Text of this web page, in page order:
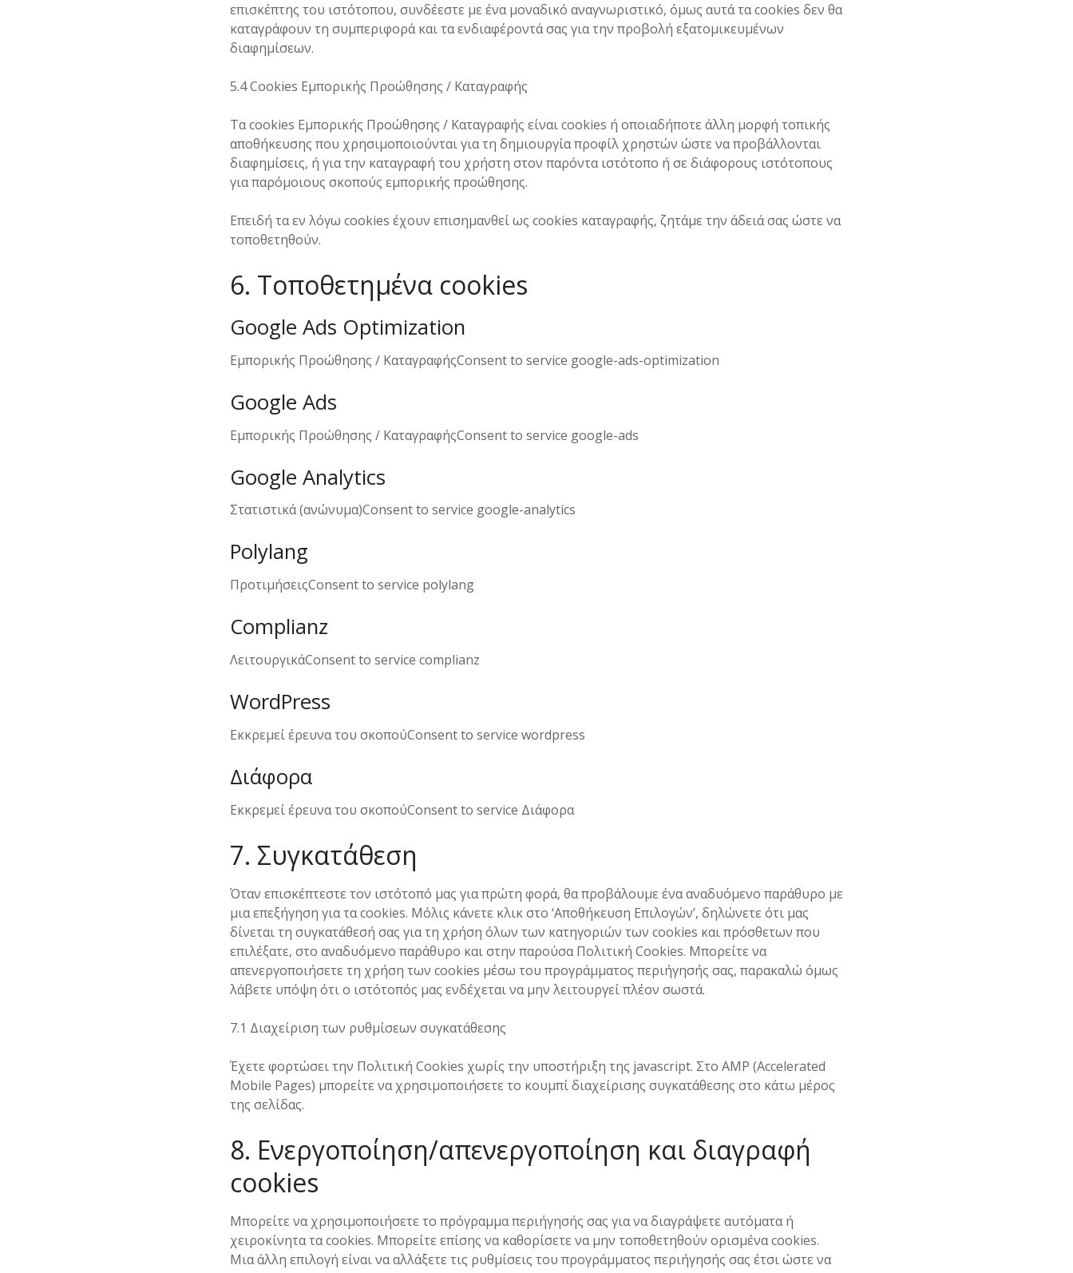
επισκέπτης του ιστότοπου, συνδέεστε με ένα μοναδικό αναγνωριστικό, όμως αυτά τα cookies δεν θα
καταγράφουν τη συμπεριφορά και τα ενδιαφέροντά σας για την προβολή εξατομικευμένων
διαφημίσεων.
5.4 Cookies Εμπορικής Προώθησης / Καταγραφής
Τα cookies Εμπορικής Προώθησης / Καταγραφής είναι cookies ή οποιαδήποτε άλλη μορφή τοπικής
αποθήκευσης που χρησιμοποιούνται για τη δημιουργία προφίλ χρηστών ώστε να προβάλλονται
διαφημίσεις, ή για την καταγραφή του χρήστη στον παρόντα ιστότοπο ή σε διάφορους ιστότοπους
για παρόμοιους σκοπούς εμπορικής προώθησης.
Επειδή τα εν λόγω cookies έχουν επισημανθεί ως cookies καταγραφής, ζητάμε την άδειά σας ώστε να
τοποθετηθούν.
6. Τοποθετημένα cookies
Google Ads Optimization
Εμπορικής Προώθησης / ΚαταγραφήςConsent to service google-ads-optimization
Google Ads
Εμπορικής Προώθησης / ΚαταγραφήςConsent to service google-ads
Google Analytics
Στατιστικά (ανώνυμα)Consent to service google-analytics
Polylang
ΠροτιμήσειςConsent to service polylang
Complianz
ΛειτουργικάConsent to service complianz
WordPress
Εκκρεμεί έρευνα του σκοπούConsent to service wordpress
Διάφορα
Εκκρεμεί έρευνα του σκοπούConsent to service Διάφορα
7. Συγκατάθεση
Όταν επισκέπτεστε τον ιστότοπό μας για πρώτη φορά, θα προβάλουμε ένα αναδυόμενο παράθυρο με
μια επεξήγηση για τα cookies. Μόλις κάνετε κλικ στο ‘Αποθήκευση Επιλογών’, δηλώνετε ότι μας
δίνεται τη συγκατάθεσή σας για τη χρήση όλων των κατηγοριών των cookies και πρόσθετων που
επιλέξατε, στο αναδυόμενο παράθυρο και στην παρούσα Πολιτική Cookies. Μπορείτε να
απενεργοποιήσετε τη χρήση των cookies μέσω του προγράμματος περιήγησής σας, παρακαλώ όμως
λάβετε υπόψη ότι ο ιστότοπός μας ενδέχεται να μην λειτουργεί πλέον σωστά.
7.1 Διαχείριση των ρυθμίσεων συγκατάθεσης
Έχετε φορτώσει την Πολιτική Cookies χωρίς την υποστήριξη της javascript. Στο AMP (Accelerated
Mobile Pages) μπορείτε να χρησιμοποιήσετε το κουμπί διαχείρισης συγκατάθεσης στο κάτω μέρος
της σελίδας.
8. Ενεργοποίηση/απενεργοποίηση και διαγραφή
cookies
Μπορείτε να χρησιμοποιήσετε το πρόγραμμα περιήγησής σας για να διαγράψετε αυτόματα ή
χειροκίνητα τα cookies. Μπορείτε επίσης να καθορίσετε να μην τοποθετηθούν ορισμένα cookies.
Μια άλλη επιλογή είναι να αλλάξετε τις ρυθμίσεις του προγράμματος περιήγησής σας έτσι ώστε να